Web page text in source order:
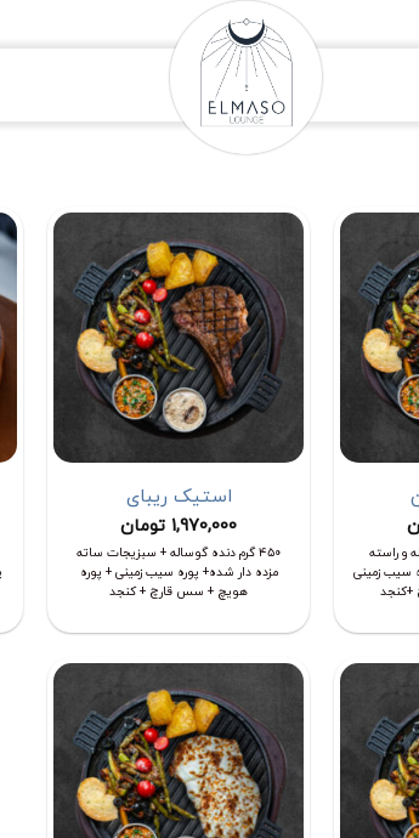
و راسته
سیب زمینی
+کنجد
استیک ریبای
1,970,000 تومان
۴۵۰ گرم دنده گوساله + سبزیجات ساته
مزده دار شده+ پوره سیب زمینی + پوره
هویچ + سس قارچ + کنجد